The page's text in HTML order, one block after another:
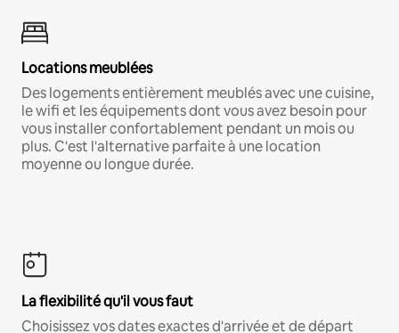
Locations meublées
Des logements entièrement meublés avec une cuisine,
le wifi et les équipements dont vous avez besoin pour
vous installer confortablement pendant un mois ou
plus. C'est l'alternative parfaite à une location
moyenne ou longue durée.
La flexibilité qu'il vous faut
Choisissez vos dates exactes d'arrivée et de départ